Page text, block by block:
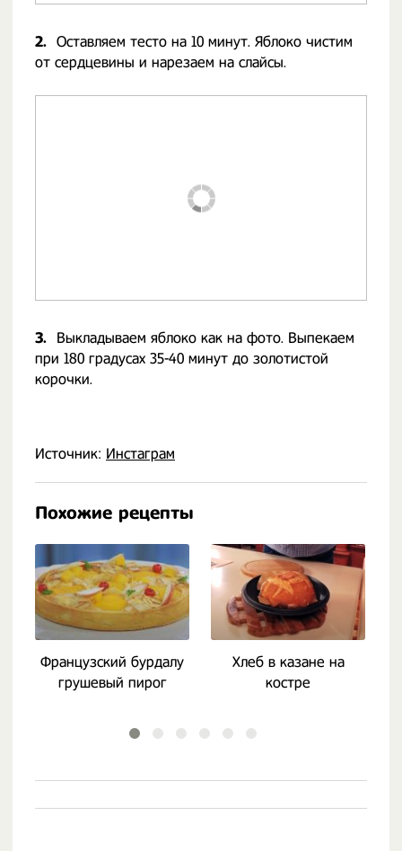
2. Оставляем тесто на 10 минут. Яблоко чистим
от сердцевины и нарезаем на слайсы.
3.
Выкладываем яблоко как на фото. Выпекаем
при 180 градусах 35-40 минут до золотистой
корочки.
Источник: Инстаграм
Похожие рецепты
Французский бурдалу
грушевый пирог
Хлеб в казане на
костре